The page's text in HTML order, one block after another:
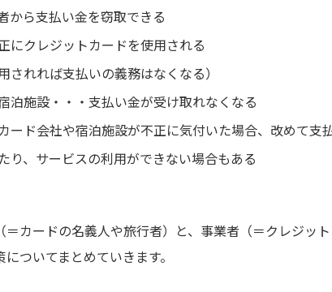
から支払い金を窃取できる
にクレジットカードを使用される
されれば支払いの義務はなくなる）
泊施設・・・支払い金が受け取れなくなる
ード会社や宿泊施設が不正に気付いた場合、改めて支
り、サービスの利用ができない場合もある
＝カードの名義人や旅行者）と、事業者（＝クレジッ
ついてまとめていきます。